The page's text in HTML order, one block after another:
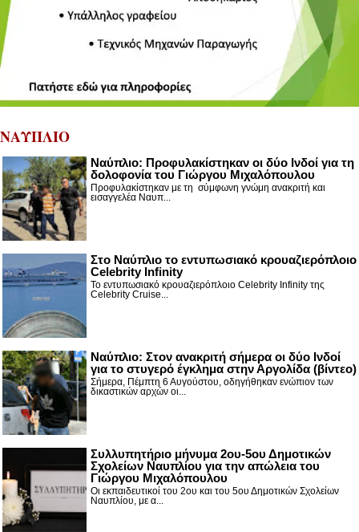
ΝΑΥΠΛΙΟ
Ναύπλιο: Προφυλακίστηκαν οι δύο Ινδοί για τη
δολοφονία του Γιώργου Μιχαλόπουλου
Προφυλακίστηκαν με τη σύμφωνη γνώμη ανακριτή και
εισαγγελέα Ναυπ...
Στο Ναύπλιο το εντυπωσιακό κρουαζιερόπλοιο
Celebrity Infinity
Το εντυπωσιακό κρουαζιερόπλοιο Celebrity Infinity της
Celebrity Cruise...
Nαύπλιο: Στον ανακριτή σήμερα οι δύο Ινδοί
για το στυγερό έγκλημα στην Αργολίδα (βίντεο)
Σήμερα, Πέμπτη 6 Αυγούστου, οδηγήθηκαν ενώπιον των
δικαστικών αρχών οι...
Συλλυπητήριο μήνυμα 2ου-5ου Δημοτικών
Σχολείων Ναυπλίου για την απώλεια του
Γιώργου Μιχαλόπουλου
Οι εκπαιδευτικοί του 2ου και του 5ου Δημοτικών Σχολείων
Ναυπλίου, με α...